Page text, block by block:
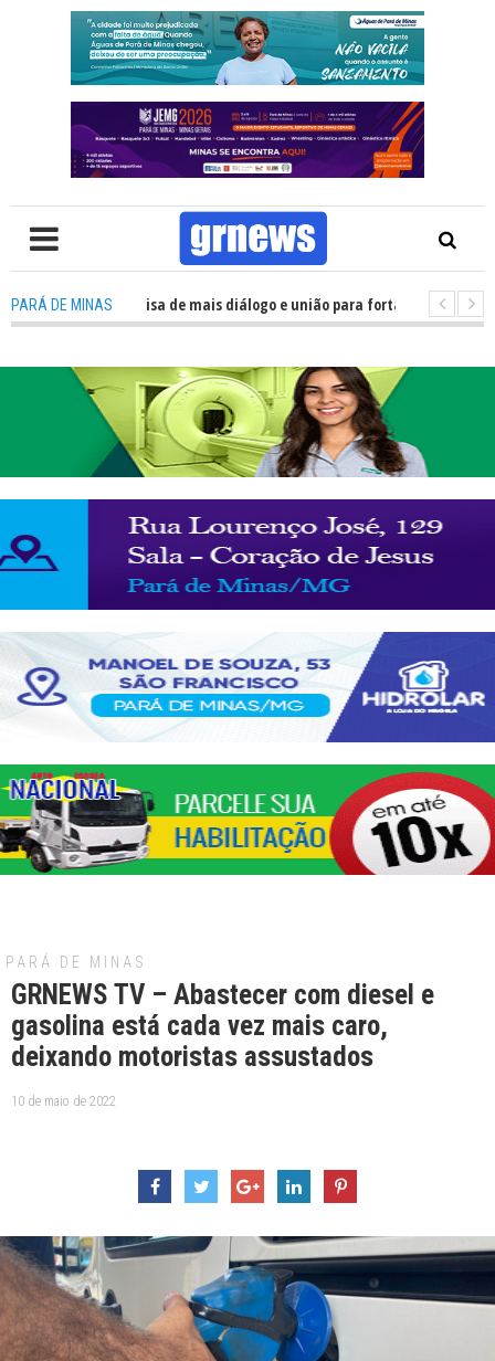
PARÁ DE MINAS
TV: Política precisa de mais diálogo e união para fortalecer Minas e
PARÁ DE MINAS
GRNEWS TV – Abastecer com diesel e
gasolina está cada vez mais caro,
deixando motoristas assustados
10 de maio de 2022